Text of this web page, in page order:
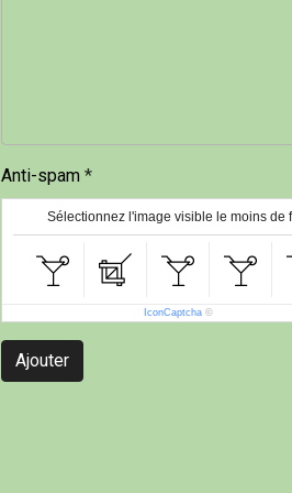
Anti-spam
Sélectionnez l'image visible le moins de
IconCaptcha ©
Ajouter